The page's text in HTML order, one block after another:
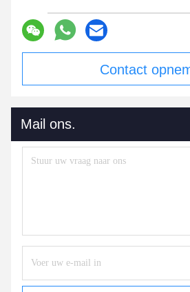
Contact
Mail ons.